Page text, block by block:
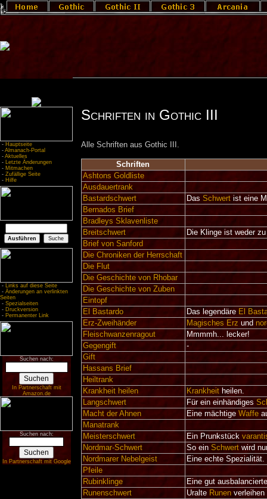
- Hauptseite
- Almanach-Portal
- Aktuelles
- Letzte Änderungen
- Mitmachen
- Zufällige Seite
- Hilfe
- Links auf diese Seite
- Änderungen an verlinkten
Seiten
- Spezialseiten
- Druckversion
- Permanenter Link
Suchen nach:
In Partnerschaft mit
Amazon.de
Suchen nach:
In Partnerschaft mit Google
Schriften in Gothic III
Alle Schriften aus Gothic III.
Schriften
Ashtons Goldliste
Ausdauertrank
Bastardschwert
DasSchwert ist eine
Bernados Brief
Bradleys Sklavenliste
Breitschwert
Die Klinge ist weder
Brief von Sanford
Die Chroniken der Herrschaft
Die Flut
Die Geschichte von Rhobar
Die Geschichte von Zuben
Eintopf
El Bastardo
Das legendäre El
Erz-Zweihänder
Magisches Erz und
Fleischwanzenragout
Mmmmh... lecker!
Gegengift
-
Gift
Hassans Brief
Heiltrank
Krankheit heilen
Krankheit heilen.
Langschwert
Für ein einhändiges
Macht der Ahnen
Eine mächtigeWaffe
Manatrank
Meisterschwert
Ein Prunkstück
Nordmar-Schwert
So einSchwert wird
Nordmarer Nebelgeist
Eine echte Spezialität.
Pfeile
Rubinklinge
Eine gut
Runenschwert
Uralte Runen